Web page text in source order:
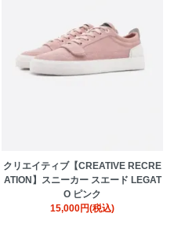
クリエイティブ【CREATIVE RECRE
ATION】スニーカー スエード LEGAT
O ピンク
15,000円(税込)